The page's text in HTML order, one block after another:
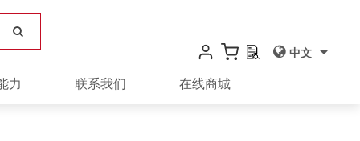
力 联系我们 在线商城
中文